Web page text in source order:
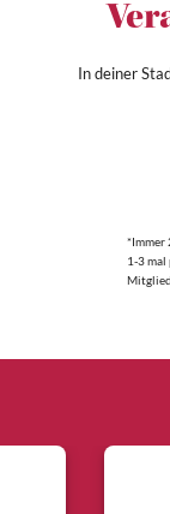
In deiner
*Immer
1-3